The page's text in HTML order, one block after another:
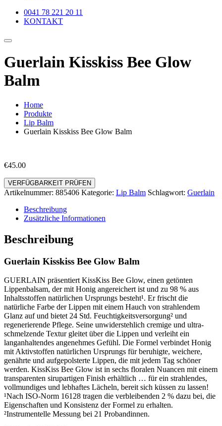
0041 78 221 20 11
KONTAKT
Guerlain Kisskiss Bee Glow
Balm
Home
Produkte
Lip Balm
Guerlain Kisskiss Bee Glow Balm
€45.00
VERFÜGBARKEIT PRÜFEN
Artikelnummer: 885406 Kategorie: Lip Balm Schlagwort: Guerlain
Beschreibung
Zusätzliche Informationen
Beschreibung
Guerlain Kisskiss Bee Glow Balm
GUERLAIN präsentiert KissKiss Bee Glow, einen getönten
Lippenbalsam, der mit Honig angereichert ist und zu 98 % aus
Inhaltsstoffen natürlichen Ursprungs besteht¹. Er frischt die
natürliche Farbe der Lippen mit einem Hauch von strahlendem
Glanz auf und bietet 24 Std. Feuchtigkeitsversorgung² und
regenerierende Pflege. Seine unwiderstehlich cremige und ultra-
schmelzende Textur gleitet über die Lippen und verleiht ein
langanhaltendes angenehmes Gefühl. Die Formel verbindet Honig
mit Aktivstoffen natürlichen Ursprungs für beruhigte, weichere,
genährte und aufgepolsterte Lippen, die mit jedem Tag schöner
werden. KissKiss Bee Glow ist in sechs floralen Nuancen mit einem
transparenten sirupartigen Finish erhältlich … für ein strahlendes,
vollmundiges und lebhaftes Lächeln, bereit sich küssen zu lassen!
¹Nach ISO-Norm 16128 tragen die verbleibenden 2 % dazu bei, die
Eigenschaften und Konsistenz der Formel zu erhalten.
²Instrumentelle Messung bei 21 Probandinnen.